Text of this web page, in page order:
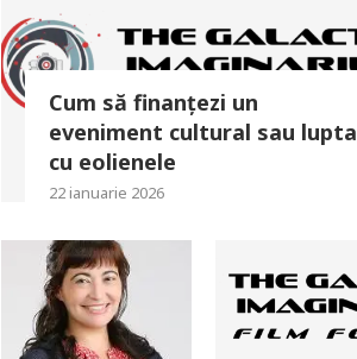
Cum să finanțezi un
eveniment cultural sau lupta
cu eolienele
22 ianuarie 2026